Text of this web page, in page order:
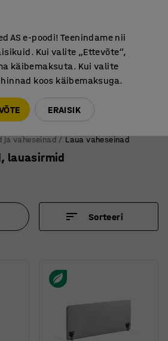
Kauba väljastamine Paneeli
Vaata lähemalt!
ja vaheseinad Laua vaheseinad
lauasirmid
Sorteeri
AS e-poodi! Teenindame nii
Kui valite „Ettevõte“,
käibemaksuta. Kui valite
koos käibemaksuga.
ERAISIK